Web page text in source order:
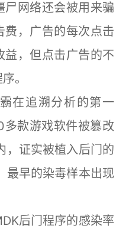
尸网络还会被用来骗
费，广告的每次点击
益，但点击广告的不
。
追溯分析的第一
款游戏软件被篡改
，证实被植入后门的
最早的染毒样本出现
后门程序的感染率